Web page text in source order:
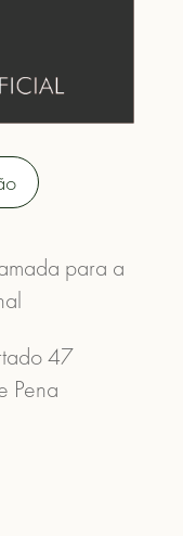
para a
47
Pena